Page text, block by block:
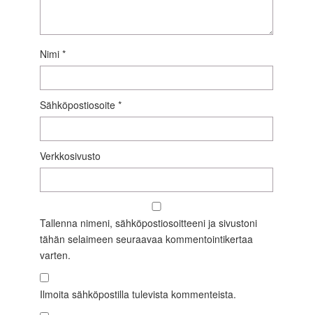
Nimi *
Sähköpostiosoite *
Verkkosivusto
Tallenna nimeni, sähköpostiosoitteeni ja sivustoni
tähän selaimeen seuraavaa kommentointikertaa
varten.
Ilmoita sähköpostilla tulevista kommenteista.